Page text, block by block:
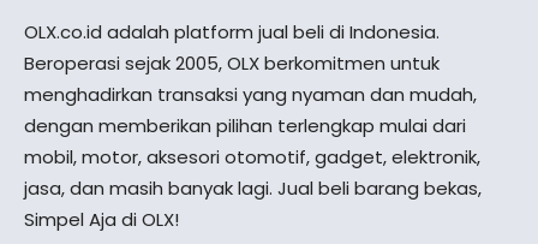
OLX.co.id adalah platform jual beli di Indonesia.
Beroperasi sejak 2005, OLX berkomitmen untuk
menghadirkan transaksi yang nyaman dan mudah,
dengan memberikan pilihan terlengkap mulai dari
mobil, motor, aksesori otomotif, gadget, elektronik,
jasa, dan masih banyak lagi. Jual beli barang bekas,
Simpel Aja di OLX!